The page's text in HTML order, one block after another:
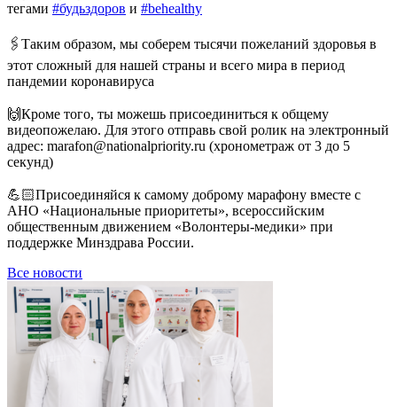
тегами #будьздоров и #behealthy
🖇Таким образом, мы соберем тысячи пожеланий здоровья в
этот сложный для нашей страны и всего мира в период
пандемии коронавируса
🙌Кроме того, ты можешь присоединиться к общему
видеопожелаю. Для этого отправь свой ролик на электронный
адрес: marafon@nationalpriority.ru (хронометраж от 3 до 5
секунд)
💪🏻Присоединяйся к самому доброму марафону вместе с
АНО «Национальные приоритеты», всероссийским
общественным движением «Волонтеры-медики» при
поддержке Минздрава России.
Все новости